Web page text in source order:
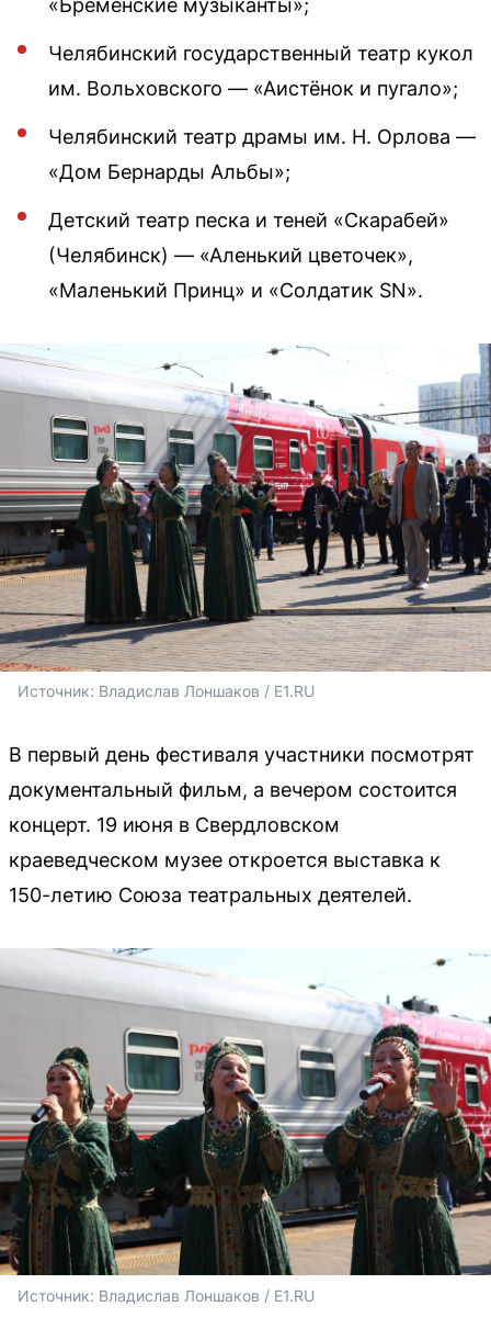
«Бременские музыканты»;
Челябинский государственный театр кукол
им. Вольховского — «Аистёнок и пугало»;
Челябинский театр драмы им. Н. Орлова —
«Дом Бернарды Альбы»;
Детский театр песка и теней «Скарабей»
(Челябинск) — «Аленький цветочек»,
«Маленький Принц» и «Солдатик SN».
Источник: Владислав Лоншаков / E1.RU
В первый день фестиваля участники посмотрят
документальный фильм, а вечером состоится
концерт. 19 июня в Свердловском
краеведческом музее откроется выставка к
150-летию Союза театральных деятелей.
Источник: Владислав Лоншаков / E1.RU